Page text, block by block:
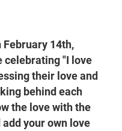
February 14th,
celebrating"I love
their love and
behind each
the love with the
your own love